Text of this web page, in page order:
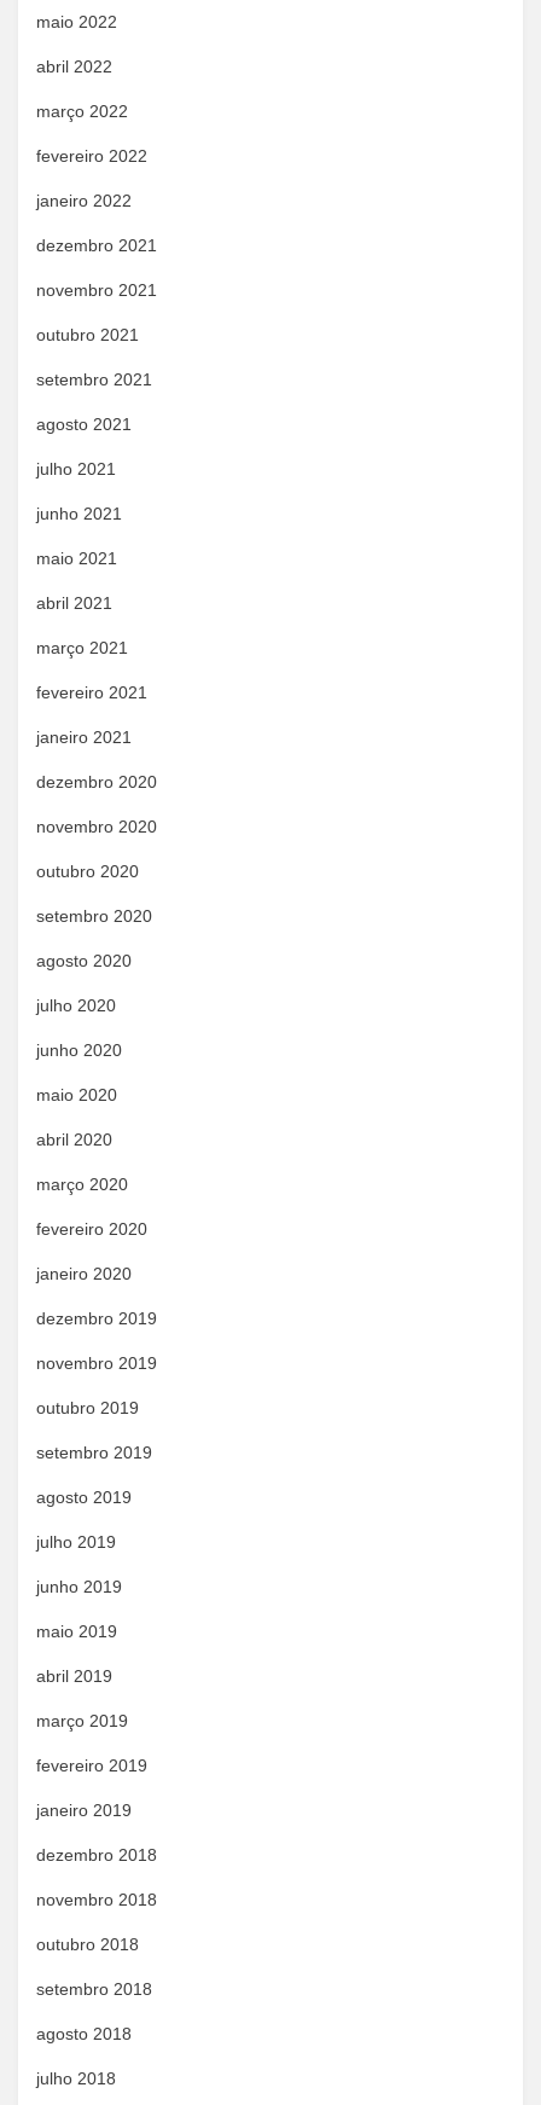
maio 2022
abril 2022
março 2022
fevereiro 2022
janeiro 2022
dezembro 2021
novembro 2021
outubro 2021
setembro 2021
agosto 2021
julho 2021
junho 2021
maio 2021
abril 2021
março 2021
fevereiro 2021
janeiro 2021
dezembro 2020
novembro 2020
outubro 2020
setembro 2020
agosto 2020
julho 2020
junho 2020
maio 2020
abril 2020
março 2020
fevereiro 2020
janeiro 2020
dezembro 2019
novembro 2019
outubro 2019
setembro 2019
agosto 2019
julho 2019
junho 2019
maio 2019
abril 2019
março 2019
fevereiro 2019
janeiro 2019
dezembro 2018
novembro 2018
outubro 2018
setembro 2018
agosto 2018
julho 2018